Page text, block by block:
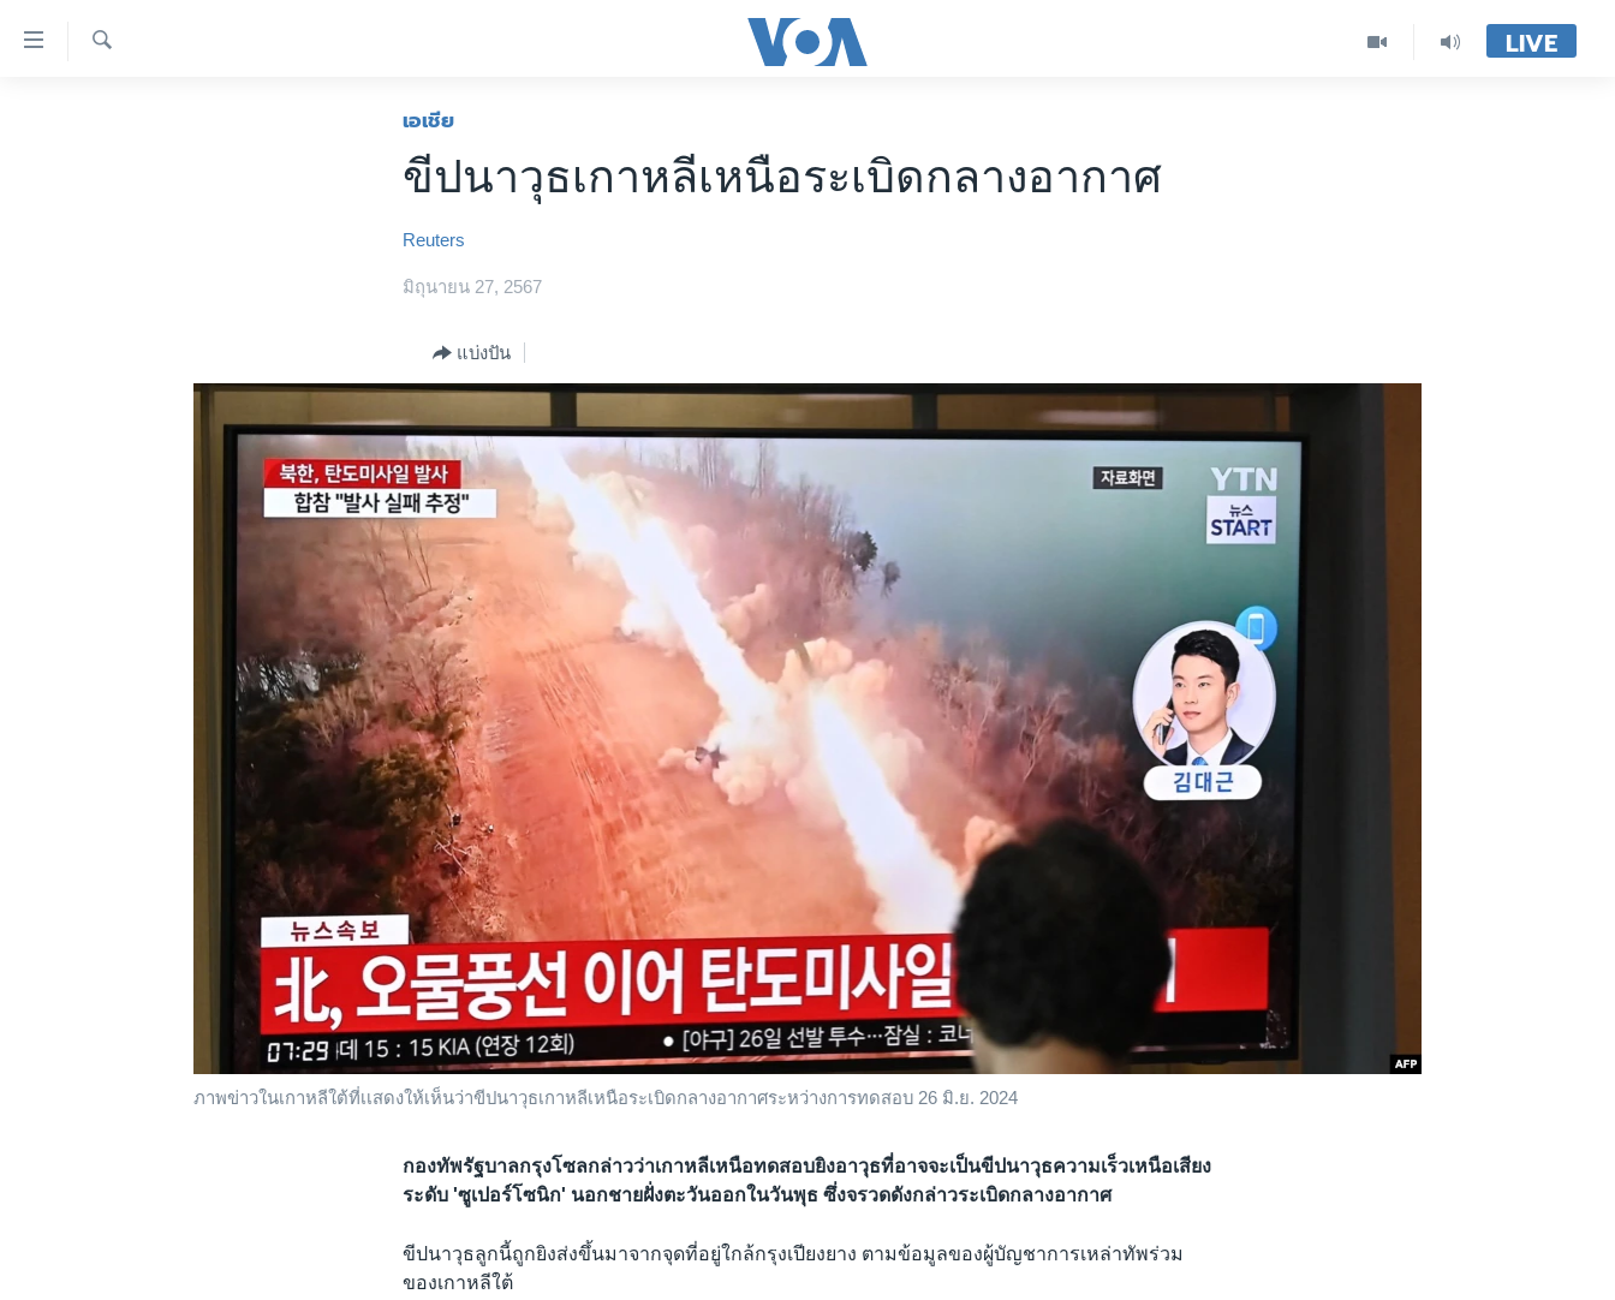
LIVE
เอเชีย
ขีปนาวุธเกาหลีเหนือระเบิดกลางอากาศ
Reuters
มิถุนายน 27, 2567
แบ่งปัน
ภาพข่าวในเกาหลีใต้ที่เเสดงให้เห็นว่าขีปนาวุธเกาหลีเหนือระเบิดกลางอากาศระหว่างการทดสอบ 26 มิ.ย. 2024
กองทัพรัฐบาลกรุงโซลกล่าวว่าเกาหลีเหนือทดสอบยิงอาวุธที่อาจจะเป็นขีปนาวุธความเร็วเหนือเสียง
ระดับ 'ซูเปอร์โซนิก' นอกชายฝั่งตะวันออกในวันพุธ ซึ่งจรวดดังกล่าวระเบิดกลางอากาศ
ขีปนาวุธลูกนี้ถูกยิงส่งขึ้นมาจากจุดที่อยู่ใกล้กรุงเปียงยาง ตามข้อมูลของผู้บัญชาการเหล่าทัพร่วม
ของเกาหลีใต้